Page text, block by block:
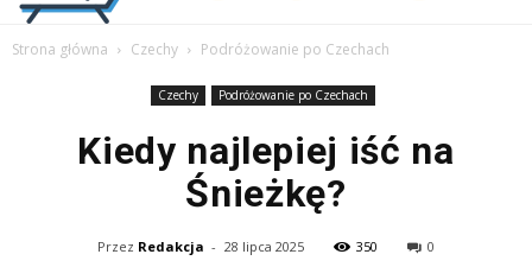
Strona główna Czechy Podróżowanie po Czechach
Czechy Podróżowanie po Czechach
Kiedy najlepiej iść na
Śnieżkę?
Przez Redakcja - 28 lipca 2025 350 0